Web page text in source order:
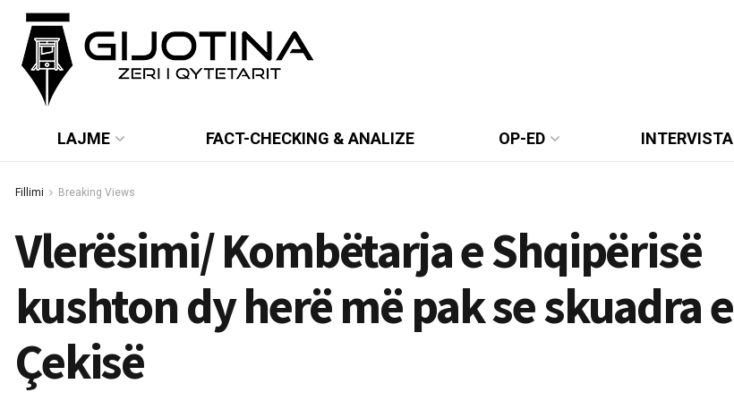
LAJME FACT-CHECKING & ANALIZE OP-ED INTERVISTA
Fillimi Breaking Views
Vlerësimi/ Kombëtarja e Shqipërisë
kushton dy herë më pak se skuadra e
Çekisë